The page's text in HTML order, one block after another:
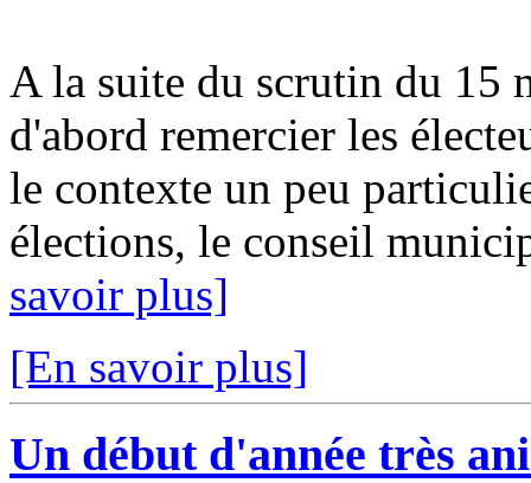
A la suite du scrutin du 15
d'abord remercier les
le contexte un peu
élections, le conseil
savoir plus]
[En savoir plus]
Un début d'année très